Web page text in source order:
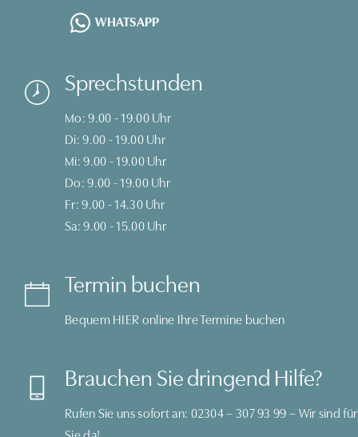
WHATSAPP
Sprechstunden
Mo: 9.00 - 19.00 Uhr
Di: 9.00 - 19.00 Uhr
Mi: 9.00 - 19.00 Uhr
Do: 9.00 - 19.00 Uhr
Fr: 9.00 - 14.30 Uhr
Sa: 9.00 - 15.00 Uhr
Termin buchen
Bequem HIER online Ihre Termine buchen
Brauchen Sie dringend Hilfe?
Rufen Sie uns sofort an: 02304 – 307 93 99– Wir sind für